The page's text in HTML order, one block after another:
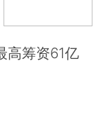
高筹资61亿